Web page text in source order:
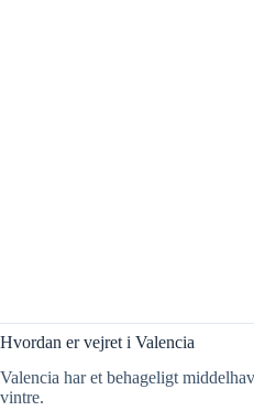
Hvordan er vejret i Valencia
Valencia har et behageligt
vintre.